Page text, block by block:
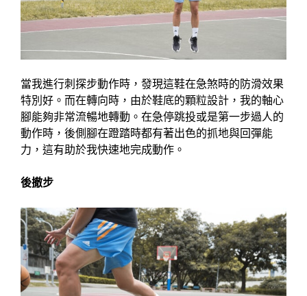
當我進行刺探步動作時，發現這鞋在急煞時的防滑效果
特別好。而在轉向時，由於鞋底的顆粒設計，我的軸心
腳能夠非常流暢地轉動。在急停跳投或是第一步過人的
動作時，後側腳在蹬踏時都有著出色的抓地與回彈能
力，這有助於我快速地完成動作。
後撤步